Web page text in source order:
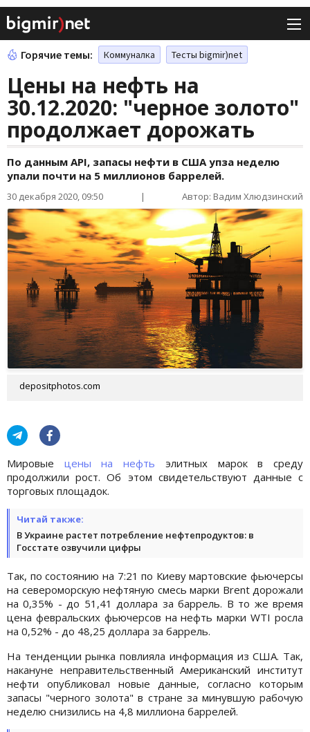
Горячие темы: Коммуналка Тесты bigmir)net
Цены на нефть на
30.12.2020: "черное золото"
продолжает дорожать
По данным API, запасы нефти в США упза неделю
упали почти на 5 миллионов баррелей.
30 декабря 2020, 09:50 | Автор: Вадим Хлюдзинский
depositphotos.com
Мировые цены на нефть элитных марок в среду
продолжили рост. Об этом свидетельствуют данные с
торговых площадок.
Читай также:
В Украине растет потребление нефтепродуктов: в
Госстате озвучили цифры
Так, по состоянию на 7:21 по Киеву мартовские фьючерсы
на североморскую нефтяную смесь марки Brent дорожали
на 0,35% - до 51,41 доллара за баррель. В то же время
цена февральских фьючерсов на нефть марки WTI росла
на 0,52% - до 48,25 доллара за баррель.
На тенденции рынка повлияла информация из США. Так,
накануне неправительственный Американский институт
нефти опубликовал новые данные, согласно которым
запасы "черного золота" в стране за минувшую рабочую
неделю снизились на 4,8 миллиона баррелей.